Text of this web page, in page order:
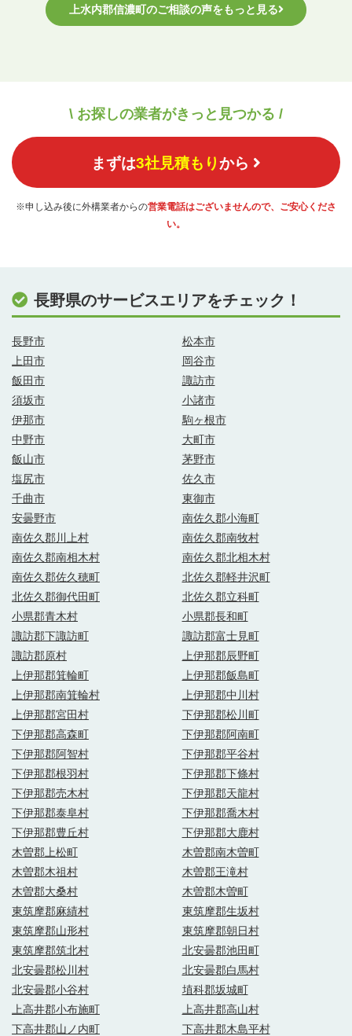
上水内郡信濃町のご相談の声をもっと見る
\ お探しの業者がきっと見つかる /
まずは3社見積もりから
※申し込み後に外構業者からの営業電話はございませんので、ご安心くださ
い。
長野県のサービスエリアをチェック！
長野市
松本市
上田市
岡谷市
飯田市
諏訪市
須坂市
小諸市
伊那市
駒ヶ根市
中野市
大町市
飯山市
茅野市
塩尻市
佐久市
千曲市
東御市
安曇野市
南佐久郡小海町
南佐久郡川上村
南佐久郡南牧村
南佐久郡南相木村
南佐久郡北相木村
南佐久郡佐久穂町
北佐久郡軽井沢町
北佐久郡御代田町
北佐久郡立科町
小県郡青木村
小県郡長和町
諏訪郡下諏訪町
諏訪郡富士見町
諏訪郡原村
上伊那郡辰野町
上伊那郡箕輪町
上伊那郡飯島町
上伊那郡南箕輪村
上伊那郡中川村
上伊那郡宮田村
下伊那郡松川町
下伊那郡高森町
下伊那郡阿南町
下伊那郡阿智村
下伊那郡平谷村
下伊那郡根羽村
下伊那郡下條村
下伊那郡売木村
下伊那郡天龍村
下伊那郡泰阜村
下伊那郡喬木村
下伊那郡豊丘村
下伊那郡大鹿村
木曽郡上松町
木曽郡南木曽町
木曽郡木祖村
木曽郡王滝村
木曽郡大桑村
木曽郡木曽町
東筑摩郡麻績村
東筑摩郡生坂村
東筑摩郡山形村
東筑摩郡朝日村
東筑摩郡筑北村
北安曇郡池田町
北安曇郡松川村
北安曇郡白馬村
北安曇郡小谷村
埴科郡坂城町
上高井郡小布施町
上高井郡高山村
下高井郡山ノ内町
下高井郡木島平村